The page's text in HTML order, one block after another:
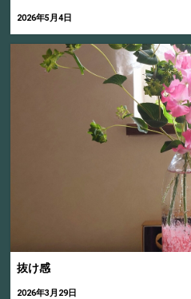
2026年5月4日
抜け感
2026年3月29日